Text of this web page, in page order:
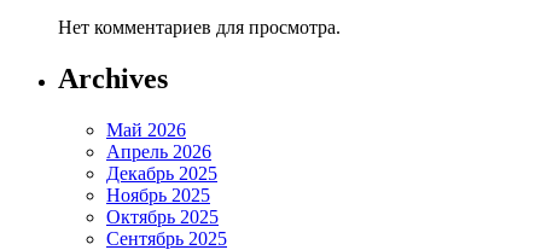
Нет комментариев для просмотра.
Archives
Май 2026
Апрель 2026
Декабрь 2025
Ноябрь 2025
Октябрь 2025
Сентябрь 2025